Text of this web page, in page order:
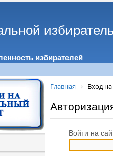
избирателей
Главная Вход на
Войти на